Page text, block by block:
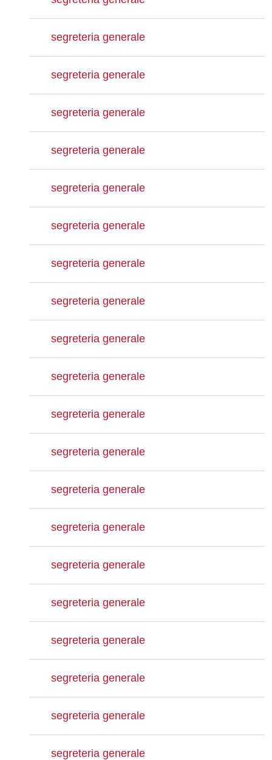
segreteria generale
segreteria generale
segreteria generale
segreteria generale
segreteria generale
segreteria generale
segreteria generale
segreteria generale
segreteria generale
segreteria generale
segreteria generale
segreteria generale
segreteria generale
segreteria generale
segreteria generale
segreteria generale
segreteria generale
segreteria generale
segreteria generale
segreteria generale